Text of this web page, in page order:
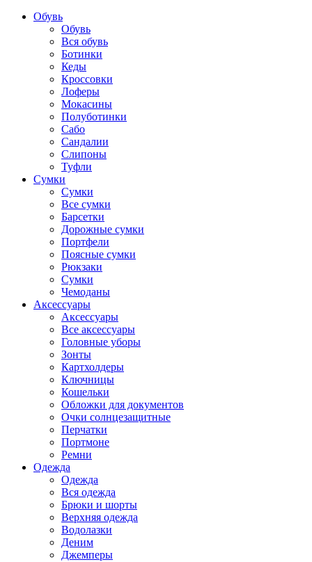
Обувь
Обувь
Вся обувь
Ботинки
Кеды
Кроссовки
Лоферы
Мокасины
Полуботинки
Сабо
Сандалии
Слипоны
Туфли
Сумки
Сумки
Все сумки
Барсетки
Дорожные сумки
Портфели
Поясные сумки
Рюкзаки
Сумки
Чемоданы
Аксессуары
Аксессуары
Все аксессуары
Головные уборы
Зонты
Картхолдеры
Ключницы
Кошельки
Обложки для документов
Очки солнцезащитные
Перчатки
Портмоне
Ремни
Одежда
Одежда
Вся одежда
Брюки и шорты
Верхняя одежда
Водолазки
Деним
Джемперы